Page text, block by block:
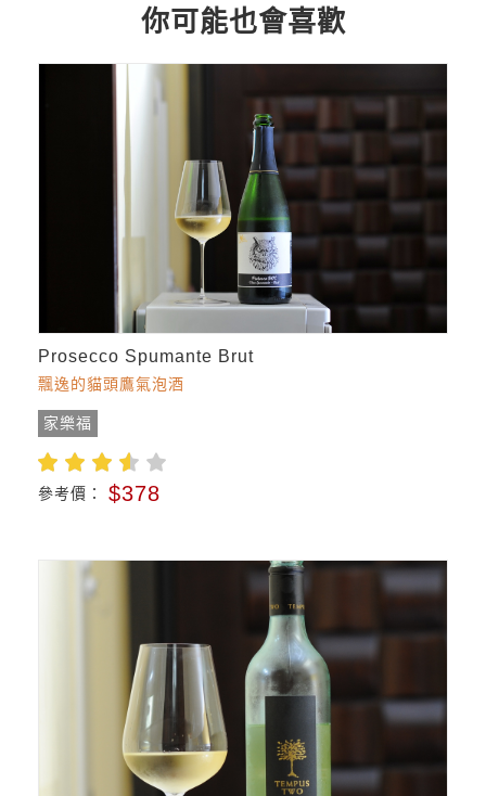
你可能也會喜歡
Prosecco Spumante Brut
飄逸的貓頭鷹氣泡酒
家樂福
參考價： $378